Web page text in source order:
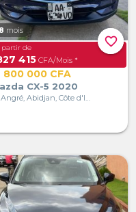
favorite_border
8 mois
partir de
415 CFA/Mois *
800 000 CFA
CX-5 2020
Angré, Abidjan, Côte d'Ivoire